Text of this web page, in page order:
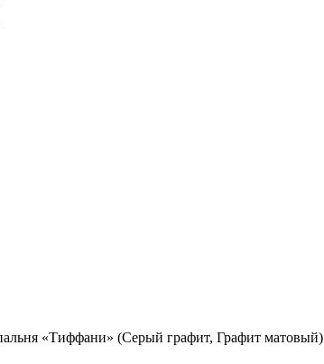
«Тиффани» (Серый графит, Графит матовый)